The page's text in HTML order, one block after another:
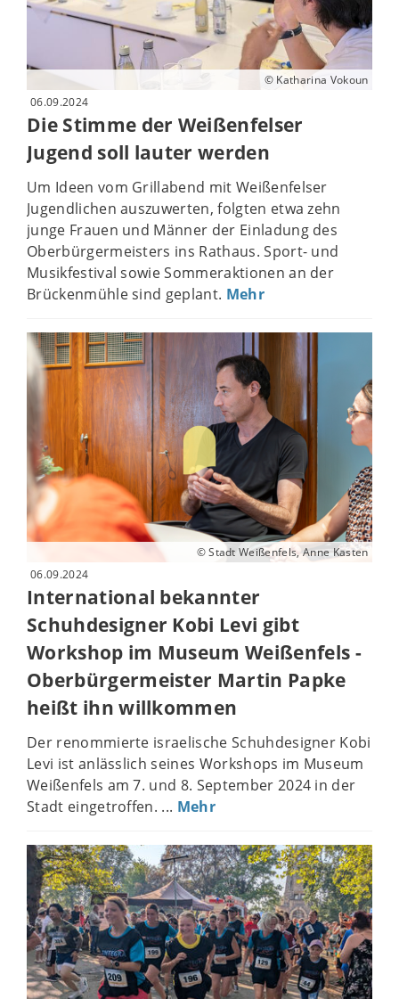
© Katharina Vokoun
06.09.2024
Die Stimme der Weißenfelser
Jugend soll lauter werden
Um Ideen vom Grillabend mit Weißenfelser
Jugendlichen auszuwerten, folgten etwa zehn
junge Frauen und Männer der Einladung des
Oberbürgermeisters ins Rathaus. Sport- und
Musikfestival sowie Sommeraktionen an der
Brückenmühle sind geplant. Mehr
© Stadt Weißenfels, Anne Kasten
06.09.2024
International bekannter
Schuhdesigner Kobi Levi gibt
Workshop im Museum Weißenfels -
Oberbürgermeister Martin Papke
heißt ihn willkommen
Der renommierte israelische Schuhdesigner Kobi
Levi ist anlässlich seines Workshops im Museum
Weißenfels am 7. und 8. September 2024 in der
Stadt eingetroffen. ... Mehr